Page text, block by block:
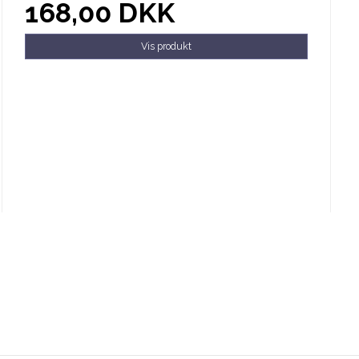
168,00 DKK
Vis produkt